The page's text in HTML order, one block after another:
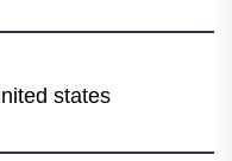
states